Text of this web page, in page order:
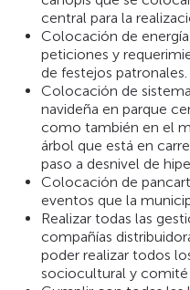
central para la
Colocación de
peticiones y
de festejos patronales.
Colocación de
navideña en parque
como también en el
árbol que está en
paso a desnivel de
Colocación de
eventos que la
Realizar todas las
compañías
poder realizar todos
sociocultural y comité